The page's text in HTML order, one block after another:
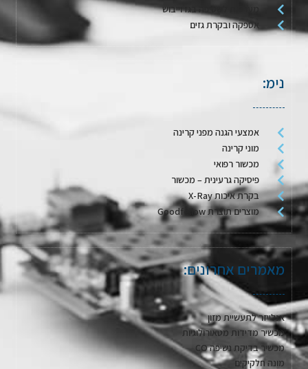
מערכות לשטיפה בגז וייבוש
אספקה ובקרת גזים
נימ:
אמצעי הגנה מפני קרינה
מוני קרינה
מכשור רפואי
פיסיקה גרעינית – מכשור
בקרת איכות X-Ray
מוצרים תוצרת Goodfellow
מאמרים אחרונים:
אנלייזר לתעשיית מזון
מכשיר מדידות מטאורולוגיות
מכשיר בדיקת נשיפה CO
מונה חלקיקים